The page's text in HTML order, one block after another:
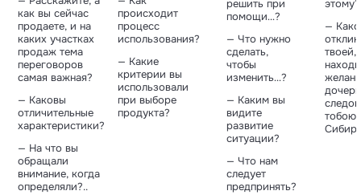
как вы сейчас
продаете, и на
каких участках
продаж тема
переговоров
самая важная?
— Каковы
отличительные
характеристики?
— На что вы
обращали
внимание, когда
определяли?..
происходит
процесс
использования?
— Какие
критерии вы
использовали
при выборе
продукта?
решить при
помощи…?
— Что нужно
сделать,
чтобы
изменить…?
— Каким вы
видите
развитие
ситуации?
— Что нам
следует
предпринять?
этому?
—
твоей,
дочери
тобою